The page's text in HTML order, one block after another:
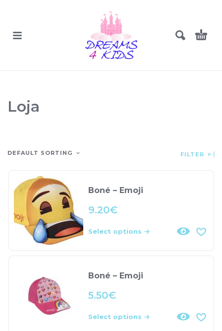
Loja
DEFAULT SORTING FILTER
Boné – Emoji
9.20€
Select options
Boné – Emoji
5.50€
Select options